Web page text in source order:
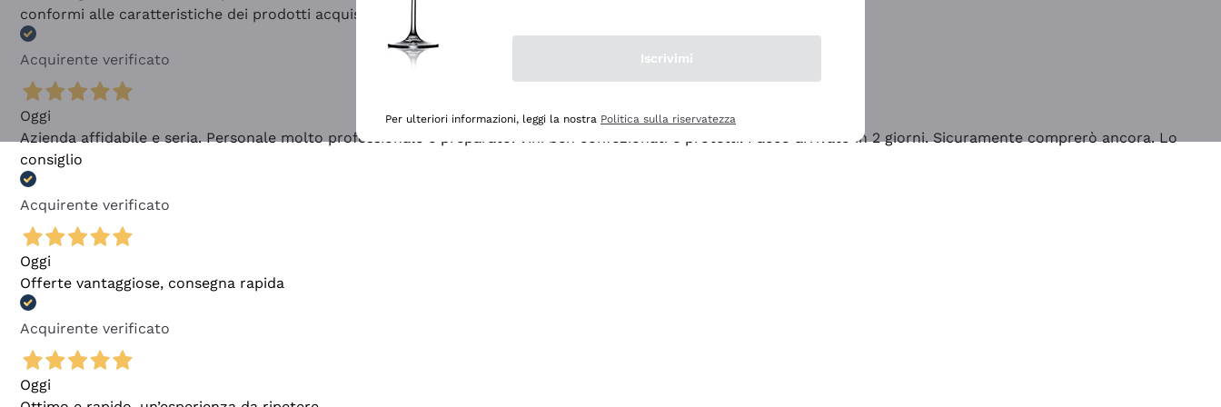
conformi alle caratteristiche dei prodotti acquistati
Acquirente verificato
Oggi
Azienda affidabile e seria. Personale molto professionale e preparato. Vini ben confezionati e protetti. Pacco arrivato in 2 giorni. Sicuramente comprerò ancora. Lo
consiglio
Acquirente verificato
Oggi
Offerte vantaggiose, consegna rapida
Acquirente verificato
Oggi
Iscrivimi
Per ulteriori informazioni, leggi la nostra Politica sulla riservatezza